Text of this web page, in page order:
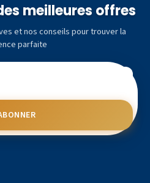
meilleures offres
et nos conseils pour trouver la
parfaite